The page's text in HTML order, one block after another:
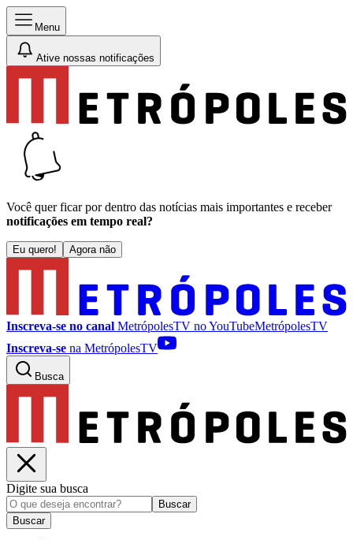
Menu
Ative nossas notificações
Você quer ficar por dentro das notícias mais importantes e receber
notificações em tempo real?
Eu quero! Agora não
Inscreva-se no canal MetrópolesTV noYouTubeMetrópolesTV
Inscreva-se na MetrópolesTV
Busca
Digite sua busca
Buscar
Buscar